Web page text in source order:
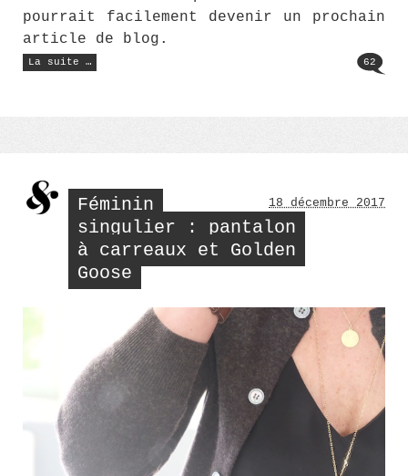
pourrait facilement devenir un prochain
article de blog.
La suite …
« Bonnes
fêtes
62
Féminin
singulier : pantalon
à carreaux et Golden
Goose
18 décembre 2017